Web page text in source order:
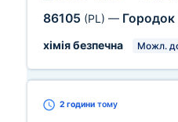
86105 (PL) — Городок
хімія безпечна
Можл.
2 години тому